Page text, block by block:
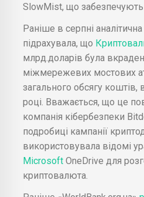
SlowMist, що забезпечують
Раніше в серпні
підрахувала, що
млрд.доларів була
міжмережевих мостових
загального обсягу коштів,
році. Вважається, що це
компанія кібербезпеки
подробиці кампанії
використовувала відомі
Microsoft OneDrive для
криптовалюта.